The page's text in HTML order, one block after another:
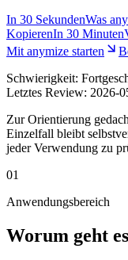
In 30 SekundenWas
KopierenIn 30 Minuten
Mit anymize starten
Schwierigkeit:
Letztes Review: 2026-
Zur Orientierung
Einzelfall bleibt
jeder Verwendung zu
01
Anwendungsbereich
Worum geht